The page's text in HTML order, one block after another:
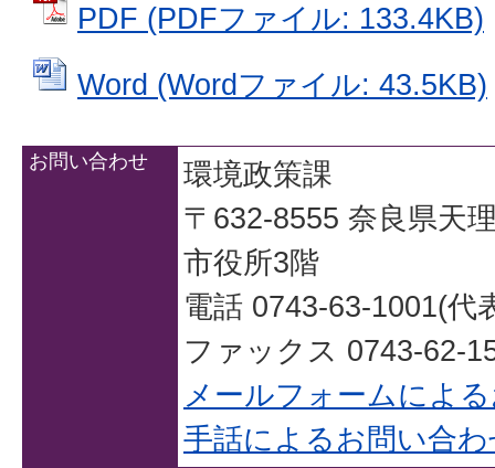
PDF (PDFファイル: 133.4KB)
Word (Wordファイル: 43.5KB)
お問い合わせ
環境政策課
〒632-8555 奈良県天
市役所3階
電話 0743-63-1001(代
ファックス 0743-62-
メールフォームによ
手話によるお問い合